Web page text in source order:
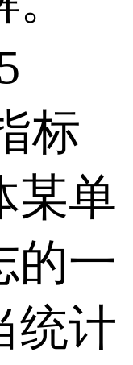
标
某单
的一
统计